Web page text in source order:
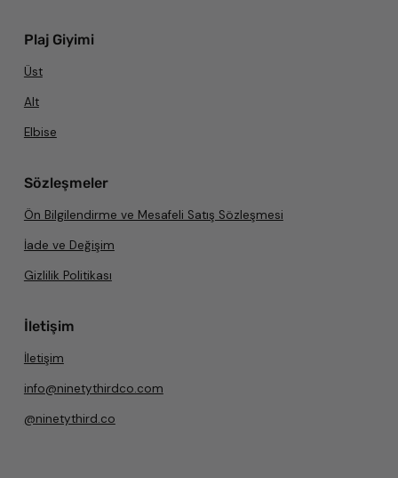
Plaj Giyimi
Üst
Alt
Elbise
Sözleşmeler
Ön Bilgilendirme ve Mesafeli Satış Sözleşmesi
İade ve Değişim
Gizlilik Politikası
İletişim
İletişim
info@ninetythirdco.com
@ninetythird.co